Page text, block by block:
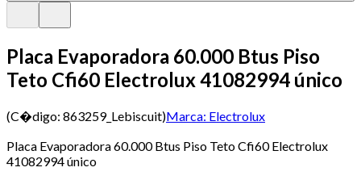
Placa Evaporadora 60.000 Btus Piso
Teto Cfi60 Electrolux 41082994 único
(C�digo: 863259_Lebiscuit)Marca: Electrolux
Placa Evaporadora 60.000 Btus Piso Teto Cfi60 Electrolux
41082994 único